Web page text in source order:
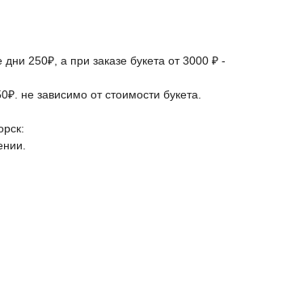
250₽, а при заказе букета от 3000 ₽ -
не зависимо от стоимости букета.